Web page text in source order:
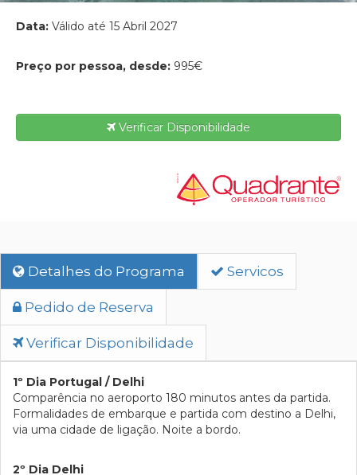
Data: Válido até 15 Abril 2027
Preço por pessoa, desde: 995€
Verificar Disponibilidade
Detalhes do Programa Servicos
Pedido de Reserva
Verificar Disponibilidade
1º Dia Portugal / Delhi
Comparência no aeroporto 180 minutos antes da partida.
Formalidades de embarque e partida com destino a Delhi,
via uma cidade de ligação. Noite a bordo.
2º Dia Delhi